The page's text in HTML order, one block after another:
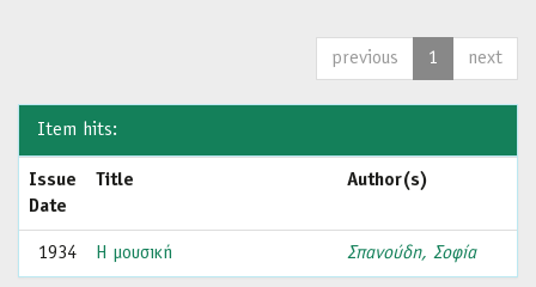
previous 1 next
Item hits:
Issue
Date
Title Author(s)
1934 Η μουσική Σπανούδη, Σοφία